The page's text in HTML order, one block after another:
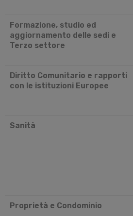
Formazione, studio ed
aggiornamento delle sedi e
Terzo settore
Diritto Comunitario e rapporti
con le istituzioni Europee
Sanità
Proprietà e Condominio